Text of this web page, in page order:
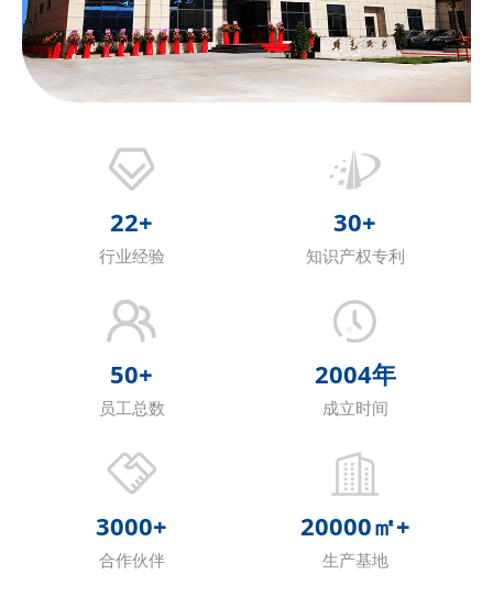
22+
行业经验
30+
知识产权专利
50+
员工总数
2004年
成立时间
3000+
合作伙伴
20000㎡+
生产基地